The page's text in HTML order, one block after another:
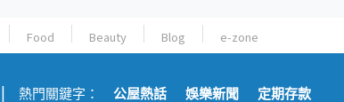
Food Beauty Blog e-zone
熱門關鍵字： 公屋熱話 娛樂新聞 定期存款